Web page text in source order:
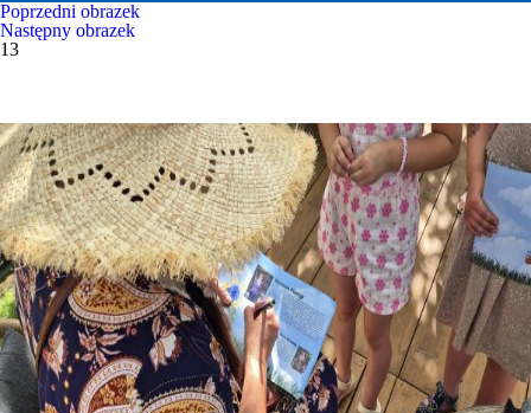
GALERIA
E-INFORMATOR
O NAS
KONTAKT
MOJE KONTO
Poprzedni obrazek
Następny obrazek
13